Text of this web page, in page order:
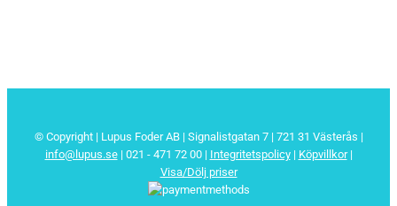
© Copyright | Lupus Foder AB | Signalistgatan 7 | 721 31 Västerås |
info@lupus.se| 021 - 471 72 00 | Integritetspolicy| Köpvillkor|
Visa/Dölj priser